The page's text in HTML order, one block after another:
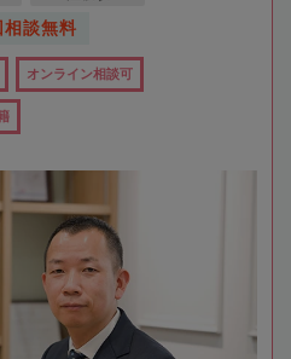
相談無料
オンライン相談可